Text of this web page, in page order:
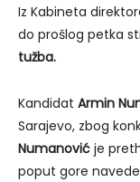
Iz Kabineta
do prošlog petka
tužba.
Kandidat Armin
Sarajevo, zbog
Numanović je
poput gore